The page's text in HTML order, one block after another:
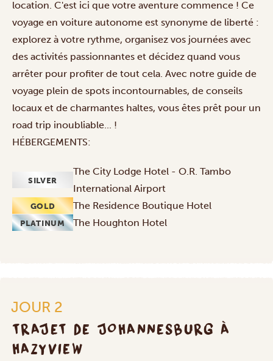
location. C'est ici que votre aventure commence ! Ce
voyage en voiture autonome est synonyme de liberté :
explorez à votre rythme, organisez vos journées avec
des activités passionnantes et décidez quand vous
arrêter pour profiter de tout cela. Avec notre guide de
voyage plein de spots incontournables, de conseils
locaux et de charmantes haltes, vous êtes prêt pour un
road trip inoubliable... !
HÉBERGEMENTS:
SILVER
The City Lodge Hotel - O.R. Tambo
International Airport
GOLD The Residence Boutique Hotel
PLATINUM The Houghton Hotel
JOUR 2
TRAJET DE JOHANNESBURG À
HAZYVIEW